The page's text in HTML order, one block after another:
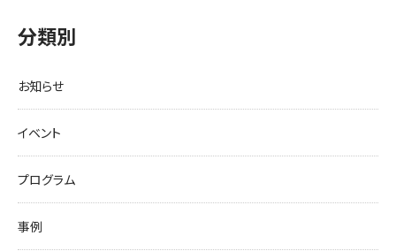
分類別
お知らせ
イベント
プログラム
事例